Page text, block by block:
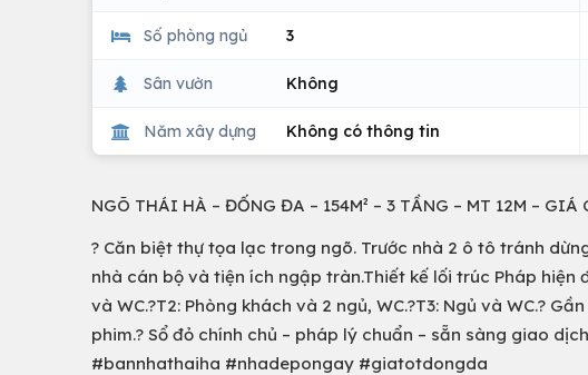
Số phòng ngủ 3
Sân vườn Không
Năm xây dựng Không có thông tin
NGÕ THÁI HÀ – ĐỐNG ĐA – 154M² – 3 TẦNG – MT 12M – GIÁ
? Căn biệt thự tọa lạc trong ngõ. Trước nhà 2 ô tô tránh
nhà cán bộ và tiện ích ngập tràn.Thiết kế lối trúc Pháp hiện
và WC.?T2: Phòng khách và 2 ngủ, WC.?T3: Ngủ và WC.?
phim.? Sổ đỏ chính chủ – pháp lý chuẩn – sẵn sàng giao
#bannhathaiha #nhadepongay #giatotdongda